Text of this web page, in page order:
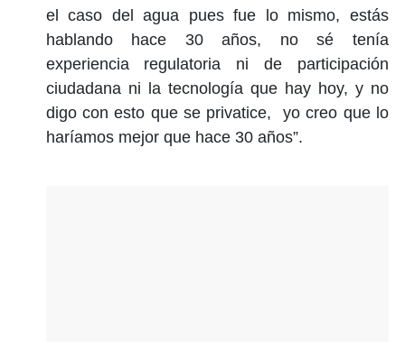
el caso del agua pues fue lo mismo, estás
hablando hace 30 años, no sé tenía
experiencia regulatoria ni de participación
ciudadana ni la tecnología que hay hoy, y no
digo con esto que se privatice, yo creo que lo
haríamos mejor que hace 30 años”.